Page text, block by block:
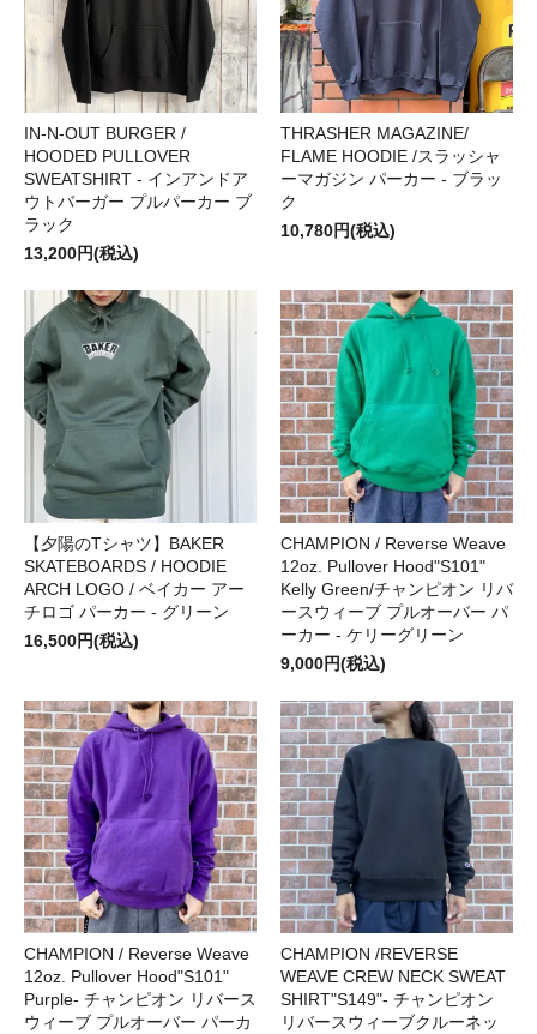
IN-N-OUT BURGER /
HOODED PULLOVER
SWEATSHIRT - インアンドア
ウトバーガー プルパーカー ブ
ラック
13,200円(税込)
THRASHER MAGAZINE/
FLAME HOODIE /スラッシャ
ーマガジン パーカー - ブラッ
ク
10,780円(税込)
【夕陽のTシャツ】BAKER
SKATEBOARDS / HOODIE
ARCH LOGO / ベイカー アー
チロゴ パーカー - グリーン
16,500円(税込)
CHAMPION / Reverse Weave
12oz. Pullover Hood"S101"
Kelly Green/チャンピオン リバ
ースウィーブ プルオーバー パ
ーカー - ケリーグリーン
9,000円(税込)
CHAMPION / Reverse Weave
12oz. Pullover Hood"S101"
Purple- チャンピオン リバース
ウィーブ プルオーバー パーカ
CHAMPION /REVERSE
WEAVE CREW NECK SWEAT
SHIRT"S149"- チャンピオン
リバースウィーブクルーネッ